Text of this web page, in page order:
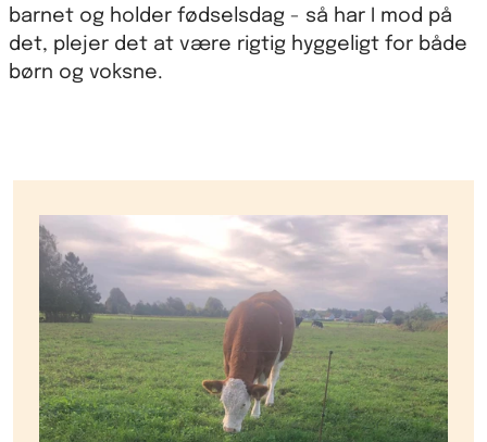
barnet og holder fødselsdag - så har I mod på
det, plejer det at være rigtig hyggeligt for både
børn og voksne.